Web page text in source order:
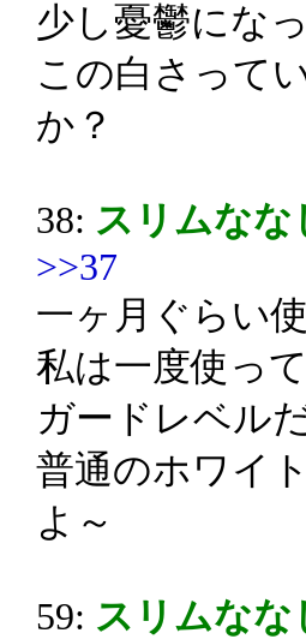
少し憂鬱にな
この白さって
か？
38: スリムなな
>>37
一ヶ月ぐらい
私は一度使っ
ガードレベル
普通のホワイ
よ～
59: スリムなな